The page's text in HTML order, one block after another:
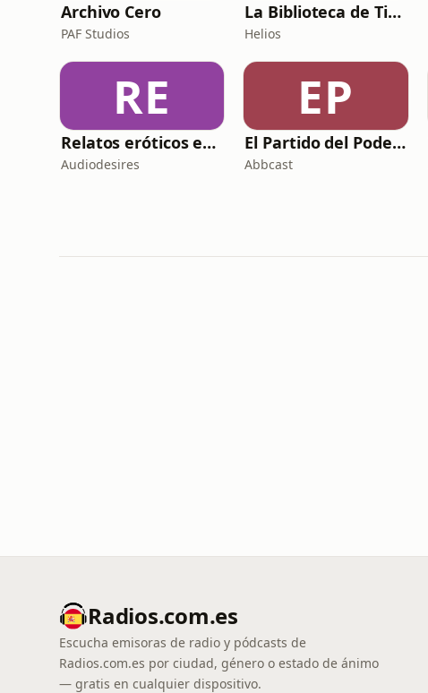
Archivo Cero
PAF Studios
La Biblioteca de Tizca
Helios
RE
Relatos eróticos en audio 🔥📖 Sexo y deseo en cada historia
Audiodesires
EP
El Partido del Poder con Hugo Silva
Abbcast
Radios.com.es
Escucha emisoras de radio y pódcasts de
Radios.com.es por ciudad, género o estado de ánimo
— gratis en cualquier dispositivo.